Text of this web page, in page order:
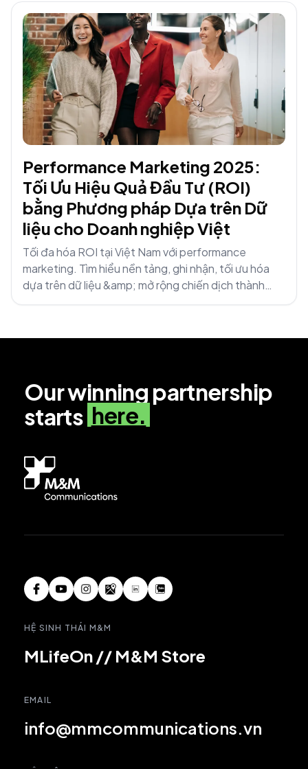
Performance Marketing 2025:
Tối Ưu Hiệu Quả Đầu Tư (ROI)
bằng Phương pháp Dựa trên Dữ
liệu cho Doanh nghiệp Việt
Tối đa hóa ROI tại Việt Nam với performance
marketing. Tìm hiểu nền tảng, ghi nhận, tối ưu hóa
dựa trên dữ liệu &amp; mở rộng chiến dịch thành
công 2025.
Our winning partnership
starts here.
HỆ SINH THÁI M&M
MLifeOn // M&M Store
EMAIL
info@mmcommunications.vn